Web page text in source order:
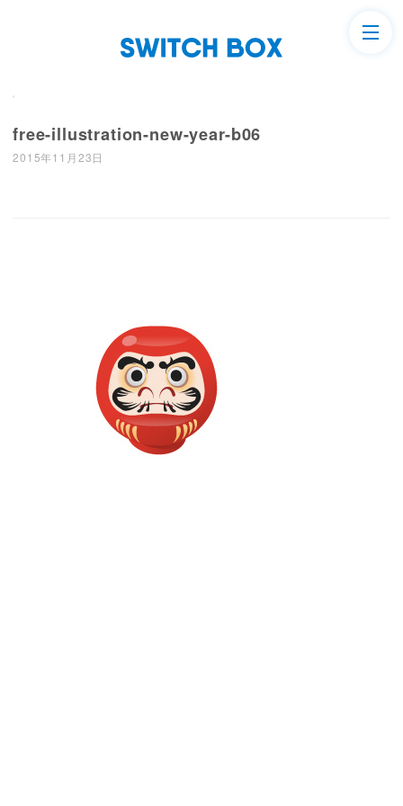
free-illustration-new-year-b06
2015年11月23日